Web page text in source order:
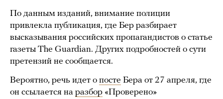
По данным изданий, внимание полиции
привлекла публикация, где Бер разбирает
высказывания российских пропагандистов о статье
газеты The Guardian. Других подробностей о сути
претензий не сообщается.
Вероятно, речь идет о посте Бера от 27 апреля, где
он ссылается на разбор «Проверено»